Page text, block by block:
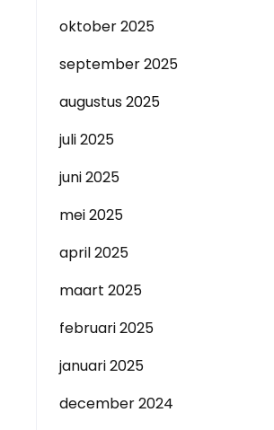
oktober 2025
september 2025
augustus 2025
juli 2025
juni 2025
mei 2025
april 2025
maart 2025
februari 2025
januari 2025
december 2024